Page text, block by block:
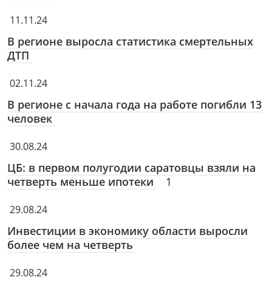
11.11.24
В регионе выросла статистика смертельных
ДТП
02.11.24
В регионе с начала года на работе погибли 13
человек
30.08.24
ЦБ: в первом полугодии саратовцы взяли на
четверть меньше ипотеки
1
29.08.24
Инвестиции в экономику области выросли
более чем на четверть
29.08.24